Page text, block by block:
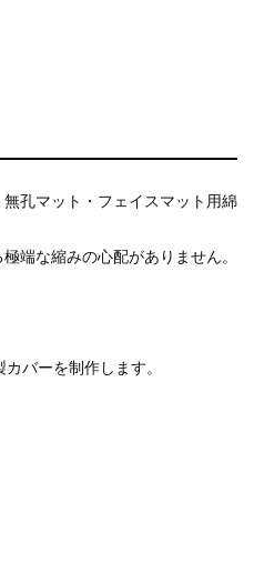
孔マット・フェイスマット用綿
端な縮みの心配がありません。
バーを制作します。